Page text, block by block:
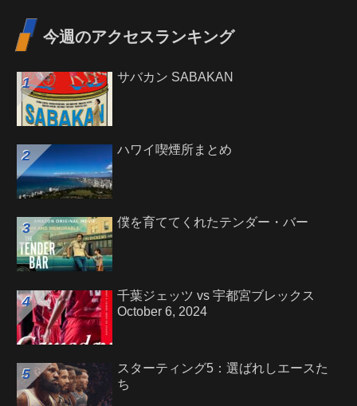
今週のアクセスランキング
サバカン SABAKAN
ハワイ喫煙所まとめ
僕を育ててくれたテンダー・バー
千葉ジェッツ vs 宇都宮ブレックス
October 6, 2024
スターティング5：選ばれしエースた
ち